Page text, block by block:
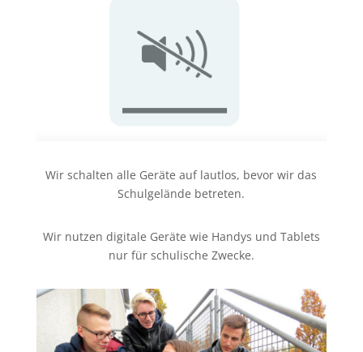
Wir schalten alle Geräte auf lautlos, bevor wir das
Schulgelände betreten.
Wir nutzen digitale Geräte wie Handys und Tablets
nur für schulische Zwecke.